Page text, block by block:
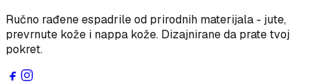
Ručno rađene espadrile od prirodnih materijala - jute,
prevrnute kože i nappa kože. Dizajnirane da prate tvoj
pokret.